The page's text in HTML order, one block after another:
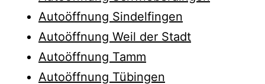
Autoöffnung Sindelfingen
Autoöffnung Weil der Stadt
Autoöffnung Tamm
Autoöffnung Tübingen